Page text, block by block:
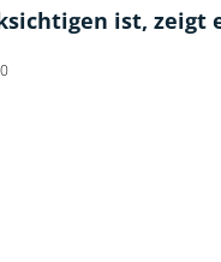
ist, zeigt